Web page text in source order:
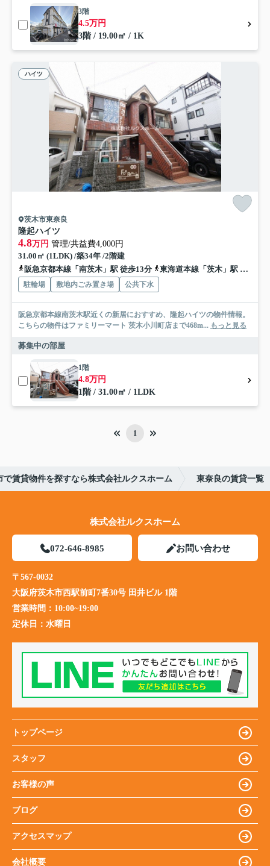
3階
4.5万円
3階 / 19.00㎡ / 1K
ハイツ
茨木市東奈良
隆起ハイツ
4.8万円 管理/共益費4,000円
31.00㎡ (1LDK) /築34年 /2階建
阪急京都本線「南茨木」駅 徒歩13分
東海道本線「茨木」駅 徒歩18分
駐輪場 敷地内ごみ置き場 公共下水
阪急京都本線南茨木駅近くの新居におすすめ、隆起ハイツの物件情報。
こちらの物件はファミリーマート 茨木小川町店まで468m... もっと見る
募集中の部屋
1階
4.8万円
1階 / 31.00㎡ / 1LDK
1
で賃貸物件を探すなら株式会社ルクスホーム 東奈良の賃貸一覧
株式会社ルクスホーム
072-646-8985 お問い合わせ
〒567-0032
大阪府茨木市西駅前町7番30号 田井ビル 1階
営業時間： 10:00~19:00
定休日： 水曜日
トップページ
スタッフ
お客様の声
ブログ
アクセスマップ
会社概要